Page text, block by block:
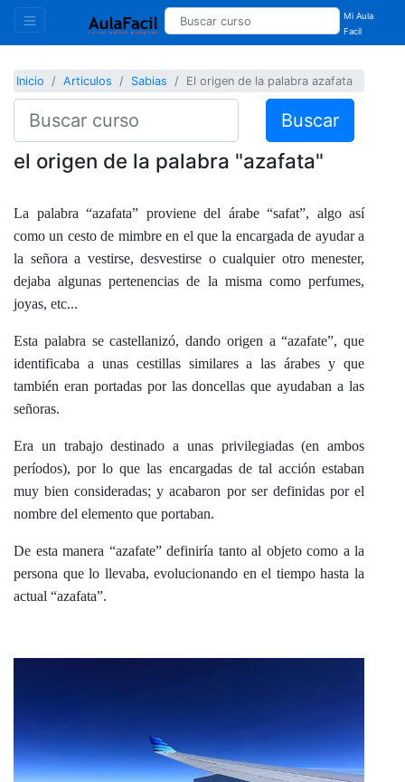
Mi Aula
Facil
Inicio Articulos Sabias El origen de la palabra azafata
Buscar
el origen de la palabra "azafata"
La palabra “azafata” proviene del árabe “safat”, algo así
como un cesto de mimbre en el que la encargada de ayudar a
la señora a vestirse, desvestirse o cualquier otro menester,
dejaba algunas pertenencias de la misma como perfumes,
joyas, etc...
Esta palabra se castellanizó, dando origen a “azafate”, que
identificaba a unas cestillas similares a las árabes y que
también eran portadas por las doncellas que ayudaban a las
señoras.
Era un trabajo destinado a unas privilegiadas (en ambos
períodos), por lo que las encargadas de tal acción estaban
muy bien consideradas; y acabaron por ser definidas por el
nombre del elemento que portaban.
De esta manera “azafate” definiría tanto al objeto como a la
persona que lo llevaba, evolucionando en el tiempo hasta la
actual “azafata”.